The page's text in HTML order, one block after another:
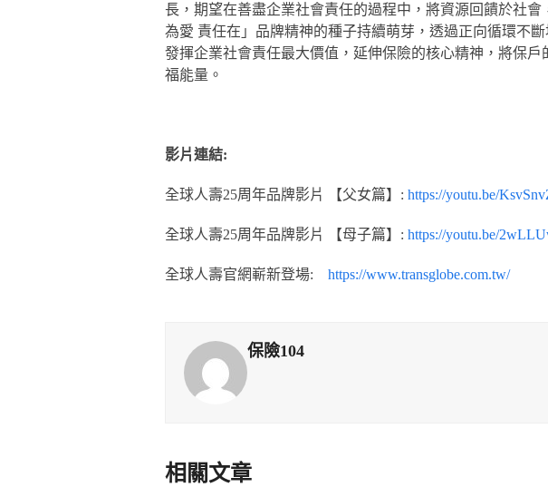
長，期望在善盡企業社會責任的過程中，將資源回饋於社會
為愛 責任在」品牌精神的種子持續萌芽，透過正向循環不
發揮企業社會責任最大價值，延伸保險的核心精神，將保
福能量。
影片連結:
全球人壽25周年品牌影片 【父女篇】: https://youtu.be/
全球人壽25周年品牌影片 【母子篇】: https://youtu.be/
全球人壽官網嶄新登場: https://www.transglobe.com.tw/
保險104
相關文章